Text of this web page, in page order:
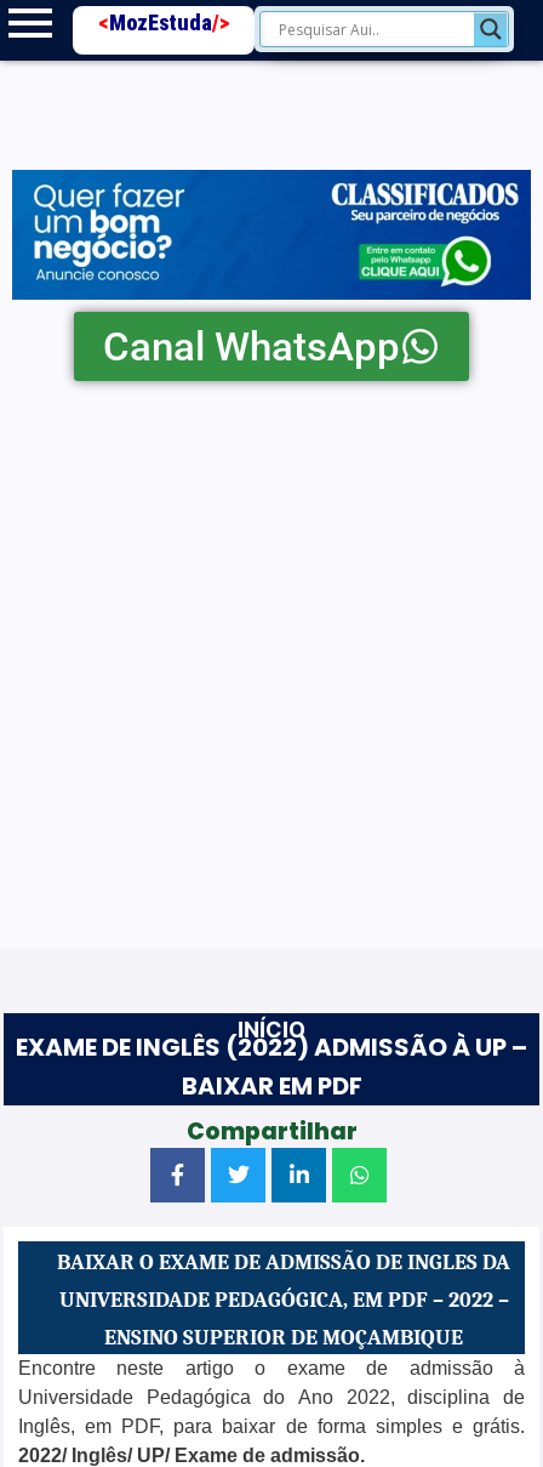
<MozEstuda/>
Canal WhatsApp
INÍCIO
EXAME DE INGLÊS (2022) ADMISSÃO À UP –
BAIXAR EM PDF
Compartilhar
BAIXAR O EXAME DE ADMISSÃO DE INGLES DA
UNIVERSIDADE PEDAGÓGICA, EM PDF – 2022 –
ENSINO SUPERIOR DE MOÇAMBIQUE
Encontre neste artigo o exame de admissão à
Universidade Pedagógica do Ano 2022, disciplina de
Inglês, em PDF, para baixar de forma simples e grátis.
2022/ Inglês/ UP/ Exame de admissão.